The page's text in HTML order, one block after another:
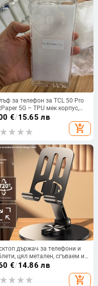
за телефон за TCL 50 Pro
5G – TPU мек корпус,
възглавница против
минималистичен стил,
формован
€/15.65 лв
add_shopping_cart
държач за телефони и
цял метален, сгъваем и
се, ленив държач
€/14.86 лв
add_shopping_cart